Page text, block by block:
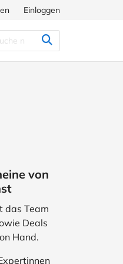
Einloggen
von
das Team
Deals
Hand.